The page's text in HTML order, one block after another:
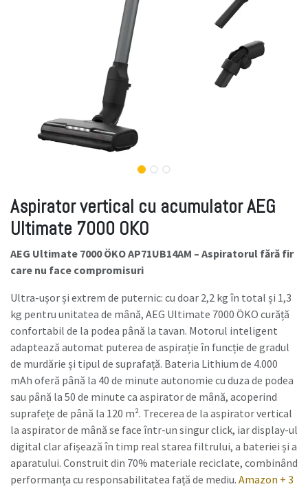
Aspirator vertical cu acumulator AEG
Ultimate 7000 OKO
AEG Ultimate 7000 ÖKO AP71UB14AM – Aspiratorul fără fir
care nu face compromisuri
Ultra-ușor și extrem de puternic: cu doar 2,2 kg în total și 1,3
kg pentru unitatea de mână, AEG Ultimate 7000 ÖKO curăță
confortabil de la podea până la tavan. Motorul inteligent
adaptează automat puterea de aspirație în funcție de gradul
de murdărie și tipul de suprafață. Bateria Lithium de 4.000
mAh oferă până la 40 de minute autonomie cu duza de podea
sau până la 50 de minute ca aspirator de mână, acoperind
suprafețe de până la 120 m². Trecerea de la aspirator vertical
la aspirator de mână se face într-un singur click, iar display-ul
digital clar afișează în timp real starea filtrului, a bateriei și a
aparatului. Construit din 70% materiale reciclate, combinând
performanța cu responsabilitatea față de mediu. Amazon + 3